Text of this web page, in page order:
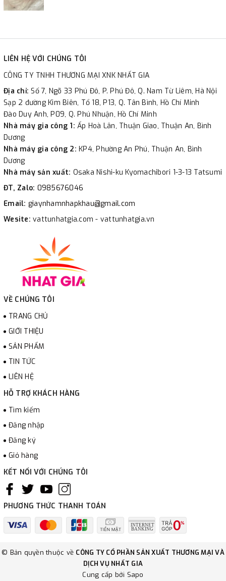
LIÊN HỆ VỚI CHÚNG TÔI
CÔNG TY TNHH THƯƠNG MẠI XNK NHẤT GIA
Địa chỉ:Số 7, Ngõ 33 Phú Đô, P. Phú Đô, Q. Nam Từ Liêm, Hà Nội
Sạp 2 đường Kim Biên, Tổ 18, P13, Q. Tân Bình, Hồ Chí Minh
Đào Duy Anh, P09, Q. Phú Nhuận, Hồ Chí Minh
Nhà máy gia công 1: Ấp Hoà Lân, Thuận Giao, Thuận An, Bình
Dương
Nhà máy gia công 2: KP4, Phường An Phú, Thuận An, Bình
Dương
Nhà máy sản xuất: Osaka Nishi-ku Kyomachibori 1-3-13 Tatsumi
ĐT, Zalo: 0985676046
Email: giaynhamnhapkhau@gmail.com
Wesite: vattunhatgia.com - vattunhatgia.vn
VỀ CHÚNG TÔI
TRANG CHỦ
GIỚI THIỆU
SẢN PHẨM
TIN TỨC
LIÊN HỆ
HỖ TRỢ KHÁCH HÀNG
Tìm kiếm
Đăng nhập
Đăng ký
Giỏ hàng
KẾT NỐI VỚI CHÚNG TÔI
PHƯƠNG THỨC THANH TOÁN
© Bản quyền thuộc về CÔNG TY CỔ PHẦN SẢN XUẤT THƯƠNG MẠI VÀ
DỊCH VỤ NHẤT GIA
Cung cấp bởi Sapo